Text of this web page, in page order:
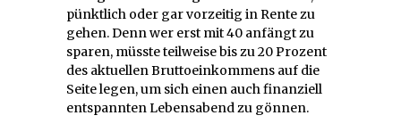
pünktlich oder gar vorzeitig in Rente zu
gehen. Denn wer erst mit 40 anfängt zu
sparen, müsste teilweise bis zu 20 Prozent
des aktuellen Bruttoeinkommens auf die
Seite legen, um sich einen auch finanziell
entspannten Lebensabend zu gönnen.